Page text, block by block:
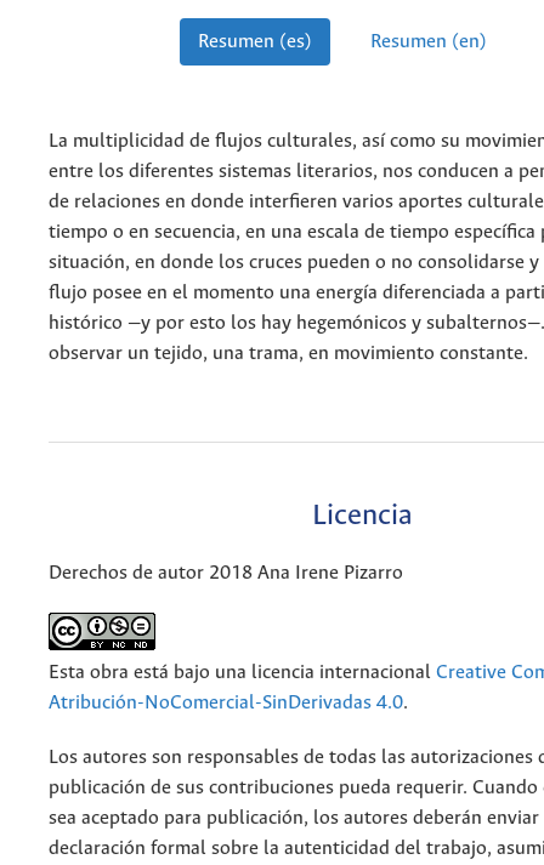
Resumen (es) Resumen (en)
La multiplicidad de flujos culturales, así como su
entre los diferentes sistemas literarios, nos conducen a
de relaciones en donde interfieren varios aportes
tiempo o en secuencia, en una escala de tiempo específica
situación, en donde los cruces pueden o no consolidarse y
flujo posee en el momento una energía diferenciada a
histórico —y por esto los hay hegemónicos y
observar un tejido, una trama, en movimiento constante.
Licencia
Derechos de autor 2018 Ana Irene Pizarro
Esta obra está bajo una licencia internacional Creative
Atribución-NoComercial-SinDerivadas 4.0.
Los autores son responsables de todas las autorizaciones
publicación de sus contribuciones pueda requerir.
sea aceptado para publicación, los autores deberán enviar
declaración formal sobre la autenticidad del trabajo,